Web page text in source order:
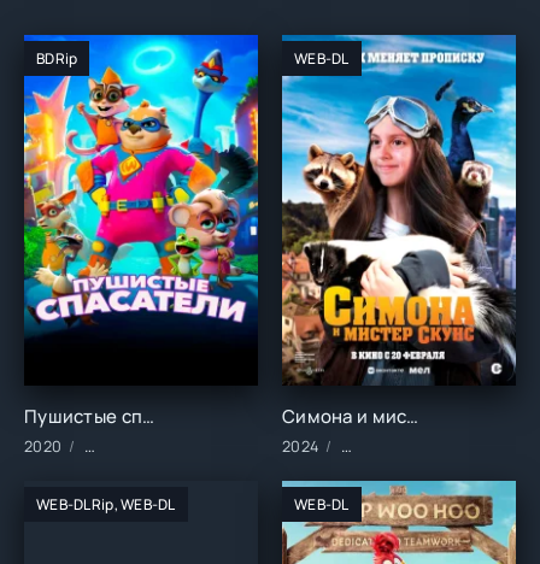
BDRip
Пушистые спасатели (2020)
2020 Мультфильмы/Зарубежные/2020 год
WEB-DL
Симона и мистер скунс (2024)
2024 Фильмы/2024 год/
WEB-DLRip, WEB-DL WEB-DL